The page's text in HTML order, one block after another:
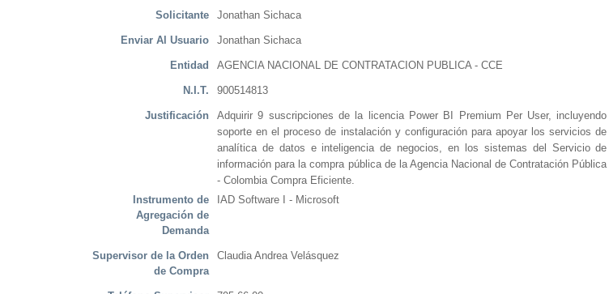
Solicitante Jonathan Sichaca
Enviar Al Usuario Jonathan Sichaca
Entidad AGENCIA NACIONAL DE CONTRATACION PUBLICA - CCE
N.I.T. 900514813
Justificación
Adquirir 9 suscripciones de la licencia Power BI Premium Per User, incluyendo
soporte en el proceso de instalación y configuración para apoyar los servicios de
analítica de datos e inteligencia de negocios, en los sistemas del Servicio de
información para la compra pública de la Agencia Nacional de Contratación Pública
- Colombia Compra Eficiente.
Instrumento de
Agregación de
Demanda
IAD Software I - Microsoft
Supervisor de la Orden
de Compra
Claudia Andrea Velásquez